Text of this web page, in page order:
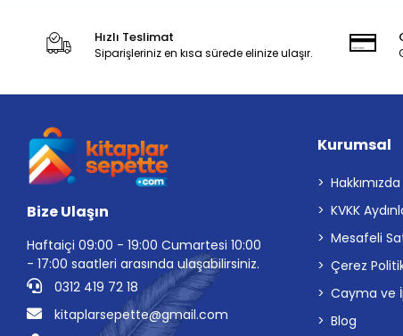
Hızlı Teslimat
Siparişleriniz en kısa sürede elinize ulaşır.
Bize Ulaşın
Haftaiçi 09:00 - 19:00 Cumartesi 10:00
- 17:00 saatleri arasında ulaşabilirsiniz.
0312 419 72 18
kitaplarsepette@gmail.com
Kurumsal
Hakkımızda
KVKK
Mesafeli
Çerez
Cayma ve
Blog